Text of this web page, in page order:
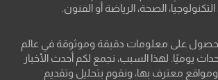
الصحة، الرياضة أو الفنون.
على معلومات دقيقة وموثوقة في عالم
يوميًا. لهذا السبب، نجمع لكم أحدث الأخبار
معترف بها، ونقوم بتحليل وتقديم